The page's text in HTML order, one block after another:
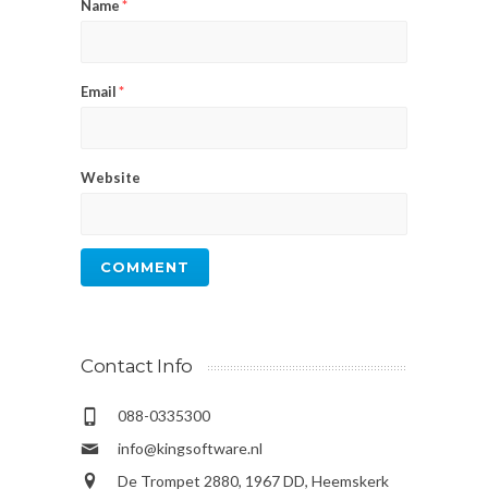
Name*
Email*
Website
Contact Info
088-0335300
info@kingsoftware.nl
De Trompet 2880, 1967 DD, Heemskerk